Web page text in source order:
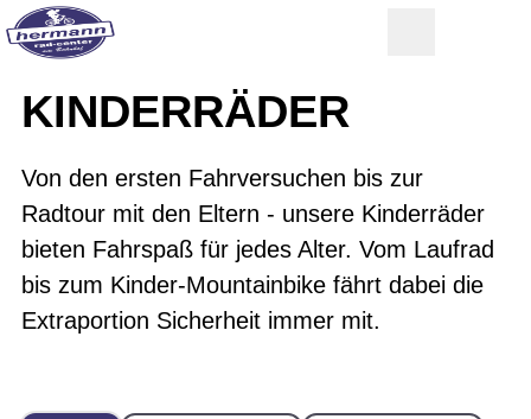
KINDERRÄDER
Von den ersten Fahrversuchen bis zur
Radtour mit den Eltern - unsere Kinderräder
bieten Fahrspaß für jedes Alter. Vom Laufrad
bis zum Kinder-Mountainbike fährt dabei die
Extraportion Sicherheit immer mit.